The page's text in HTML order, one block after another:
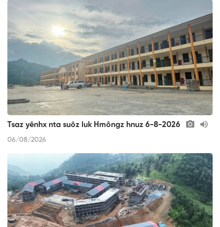
Tsaz yênhx nta suôz luk Hmôngz hnuz 6-8-2026
06/08/2026